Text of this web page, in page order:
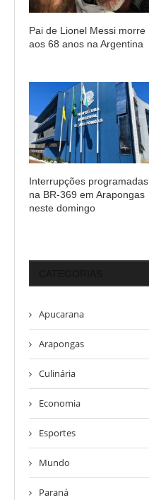
Pai de Lionel Messi morre
aos 68 anos na Argentina
Interrupções programadas
na BR-369 em Arapongas
neste domingo
Apucarana
Arapongas
Culinária
Economia
Esportes
Mundo
Paraná